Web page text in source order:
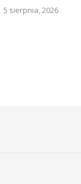
5 sierpnia, 2026